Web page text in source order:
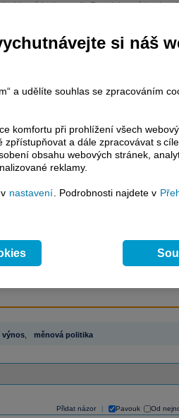
z hlavních ekonomik. Eurodolar má tendenci
jen klientům placených služeb
platformy Patria Direct . Pokud jste
servisu získáte
zpravodajství
Veškeré
zprávy jsou
fundamenty kalkulátory
výnos, měnová politika
Přidat názor Pavouk Od
si náš
a udělíte souhlas se zpracováním
komfortu při prohlížení všech
zpřístupňovat a dále zpracovávat s
obsahu webových stránek,
reklamy.
nastavení . Podrobnosti najdete v